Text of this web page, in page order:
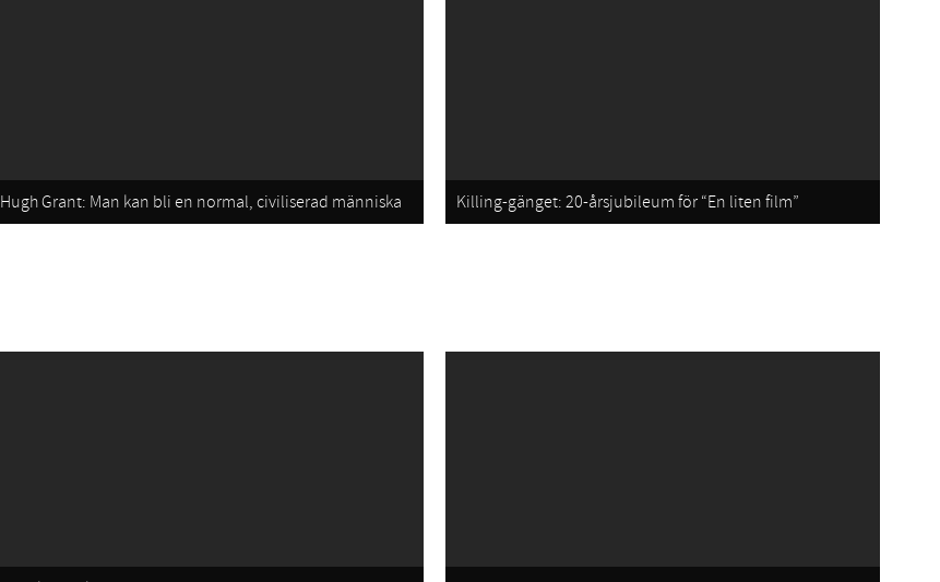
Hugh Grant: Man kan bli en normal, civiliserad människa Killing-gänget: 20-årsjubileum för “En liten film”